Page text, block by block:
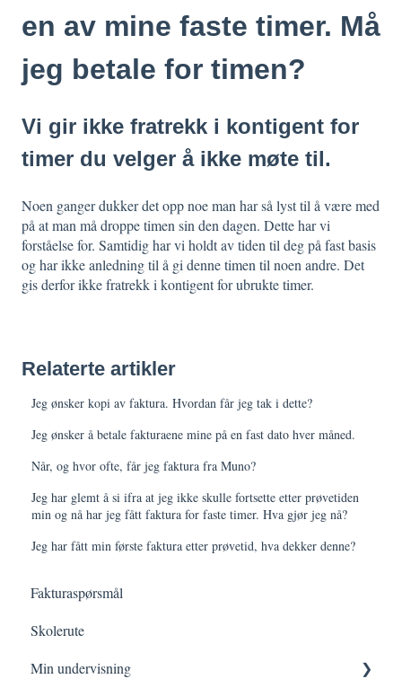
en av mine faste timer. Må
jeg betale for timen?
Vi gir ikke fratrekk i kontigent for
timer du velger å ikke møte til.
Noen ganger dukker det opp noe man har så lyst til å være med
på at man må droppe timen sin den dagen. Dette har vi
forståelse for. Samtidig har vi holdt av tiden til deg på fast basis
og har ikke anledning til å gi denne timen til noen andre. Det
gis derfor ikke fratrekk i kontigent for ubrukte timer.
Relaterte artikler
Jeg ønsker kopi av faktura. Hvordan får jeg tak i dette?
Jeg ønsker å betale fakturaene mine på en fast dato hver måned.
Når, og hvor ofte, får jeg faktura fra Muno?
Jeg har glemt å si ifra at jeg ikke skulle fortsette etter prøvetiden
min og nå har jeg fått faktura for faste timer. Hva gjør jeg nå?
Jeg har fått min første faktura etter prøvetid, hva dekker denne?
Fakturaspørsmål
Skolerute
Min undervisning